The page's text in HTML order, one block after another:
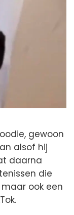
gewoon
alsof hij
daarna
die
ook een